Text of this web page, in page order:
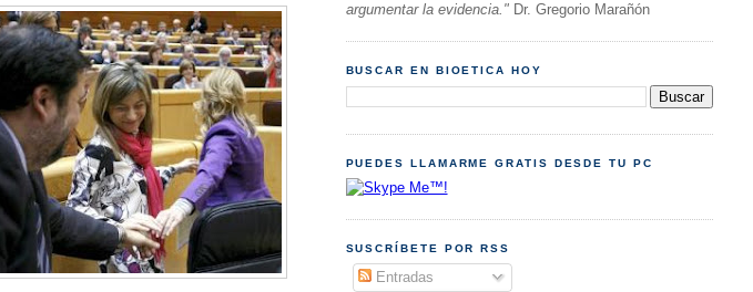
argumentar la evidencia." Dr. Gregorio Marañón
BUSCAR EN BIOETICA HOY
PUEDES LLAMARME GRATIS DESDE TU PC
SUSCRÍBETE POR RSS
Entradas